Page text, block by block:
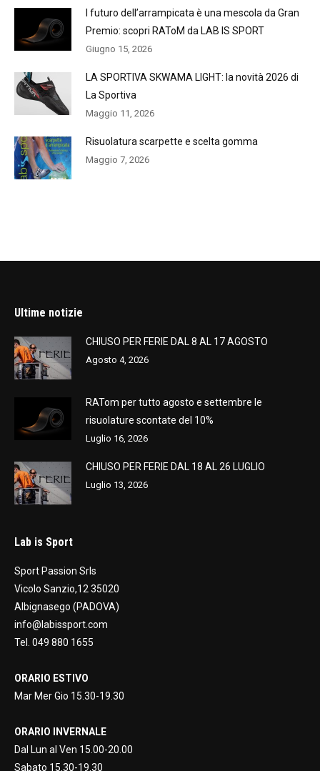
l futuro dell’arrampicata è una mescola da Gran
Premio: scopri RAToM da LAB IS SPORT
Giugno 15, 2026
LA SPORTIVA SKWAMA LIGHT: la novità 2026 di
La Sportiva
Maggio 11, 2026
Risuolatura scarpette e scelta gomma
Maggio 7, 2026
Ultime notizie
CHIUSO PER FERIE DAL 8 AL 17 AGOSTO
Agosto 4, 2026
RATom per tutto agosto e settembre le
risuolature scontate del 10%
Luglio 16, 2026
CHIUSO PER FERIE DAL 18 AL 26 LUGLIO
Luglio 13, 2026
Lab is Sport
Sport Passion Srls
Vicolo Sanzio,12 35020
Albignasego (PADOVA)
info@labissport.com
Tel. 049 880 1655
ORARIO ESTIVO
Mar Mer Gio 15.30-19.30
ORARIO INVERNALE
Dal Lun al Ven 15.00-20.00
Sabato 15.30-19.30